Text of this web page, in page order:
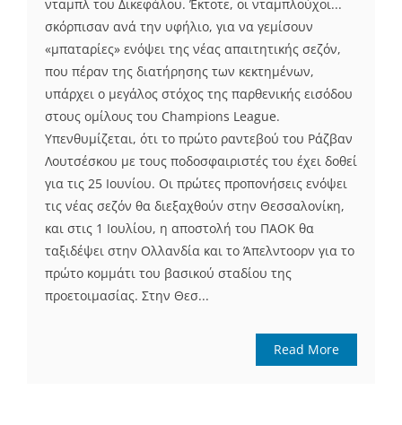
νταμπλ του Δικεφάλου. Έκτοτε, οι νταμπλούχοι...
σκόρπισαν ανά την υφήλιο, για να γεμίσουν
«μπαταρίες» ενόψει της νέας απαιτητικής σεζόν,
που πέραν της διατήρησης των κεκτημένων,
υπάρχει ο μεγάλος στόχος της παρθενικής εισόδου
στους ομίλους του Champions League.
Υπενθυμίζεται, ότι το πρώτο ραντεβού του Ράζβαν
Λουτσέσκου με τους ποδοσφαιριστές του έχει δοθεί
για τις 25 Ιουνίου. Οι πρώτες προπονήσεις ενόψει
τις νέας σεζόν θα διεξαχθούν στην Θεσσαλονίκη,
και στις 1 Ιουλίου, η αποστολή του ΠΑΟΚ θα
ταξιδέψει στην Ολλανδία και το Άπελντοορν για το
πρώτο κομμάτι του βασικού σταδίου της
προετοιμασίας. Στην Θεσ...
Read More